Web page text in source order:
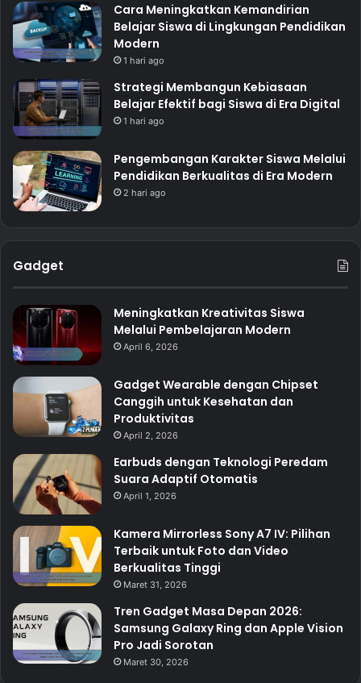
Cara Meningkatkan Kemandirian
Belajar Siswa di Lingkungan Pendidikan
Modern
1 hari ago
Strategi Membangun Kebiasaan
Belajar Efektif bagi Siswa di Era Digital
1 hari ago
Pengembangan Karakter Siswa Melalui
Pendidikan Berkualitas di Era Modern
2 hari ago
Gadget
Meningkatkan Kreativitas Siswa
Melalui Pembelajaran Modern
April 6, 2026
Gadget Wearable dengan Chipset
Canggih untuk Kesehatan dan
Produktivitas
April 2, 2026
Earbuds dengan Teknologi Peredam
Suara Adaptif Otomatis
April 1, 2026
Kamera Mirrorless Sony A7 IV: Pilihan
Terbaik untuk Foto dan Video
Berkualitas Tinggi
Maret 31, 2026
Tren Gadget Masa Depan 2026:
Samsung Galaxy Ring dan Apple Vision
Pro Jadi Sorotan
Maret 30, 2026